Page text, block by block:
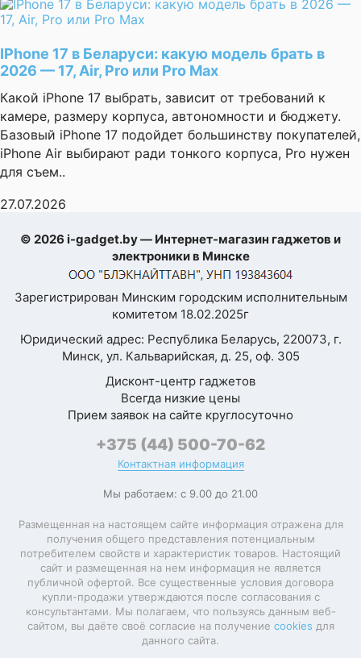
IPhone 17 в Беларуси: какую модель брать в
2026 — 17, Air, Pro или Pro Max
Какой iPhone 17 выбрать, зависит от требований к
камере, размеру корпуса, автономности и бюджету.
Базовый iPhone 17 подойдет большинству покупателей,
iPhone Air выбирают ради тонкого корпуса, Pro нужен
для съем..
27.07.2026
© 2026 i-gadget.by — Интернет-магазин гаджетов и
электроники в Минске
Зарегистрирован Минским городским исполнительным
комитетом 18.02.2025г
Юридический адрес: Республика Беларусь, 220073, г.
Минск, ул. Кальварийская, д. 25, оф. 305
Дисконт-центр гаджетов
Всегда низкие цены
Прием заявок на сайте круглосуточно
+375 (44) 500-70-62
Контактная информация
Мы работаем: с 9.00 до 21.00
Размещенная на настоящем сайте информация отражена для
получения общего представления потенциальным
потребителем свойств и характеристик товаров. Настоящий
сайт и размещенная на нем информация не является
публичной офертой. Все существенные условия договора
купли-продажи утверждаются после согласования с
консультантами. Мы полагаем, что пользуясь данным веб-
сайтом, вы даёте своё согласие на получение cookies для
данного сайта.